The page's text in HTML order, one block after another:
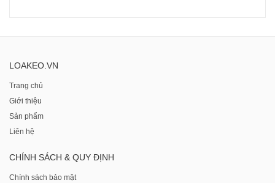
LOAKEO.VN
Trang chủ
Giới thiệu
Sản phẩm
Liên hệ
CHÍNH SÁCH & QUY ĐỊNH
Chính sách bảo mật